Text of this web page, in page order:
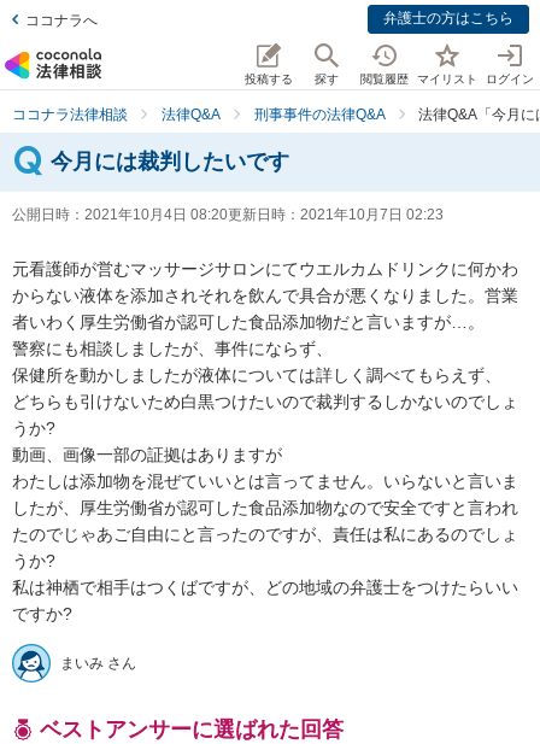
ココナラへ 弁護士の方はこちら
投稿する 探す 閲覧履歴 マイリスト ログイン
ココナラ法律相談 法律Q&A 刑事事件の法律Q&A 法律Q&A「今月
今月には裁判したいです
公開日時： 2021年10月4日 08:20更新日時： 2021年10月7日 02:23
元看護師が営むマッサージサロンにてウエルカムドリンクに何かわ
からない液体を添加されそれを飲んで具合が悪くなりました。営業
者いわく厚生労働省が認可した食品添加物だと言いますが…。
警察にも相談しましたが、事件にならず、
保健所を動かしましたが液体については詳しく調べてもらえず、
どちらも引けないため白黒つけたいので裁判するしかないのでしょ
うか?
動画、画像一部の証拠はありますが
わたしは添加物を混ぜていいとは言ってません。いらないと言いま
したが、厚生労働省が認可した食品添加物なので安全ですと言われ
たのでじゃあご自由にと言ったのですが、責任は私にあるのでしょ
うか?
私は神栖で相手はつくばですが、どの地域の弁護士をつけたらいい
ですか?
まいみ さん
ベストアンサーに選ばれた回答